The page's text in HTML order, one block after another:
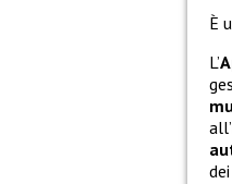
È
L’